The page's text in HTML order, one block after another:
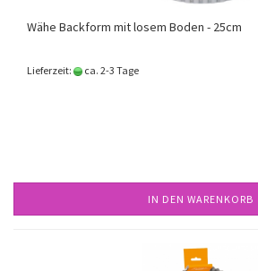
Wähe Backform mit losem Boden - 25cm
Lieferzeit: ca. 2-3 Tage
IN DEN WARENKORB